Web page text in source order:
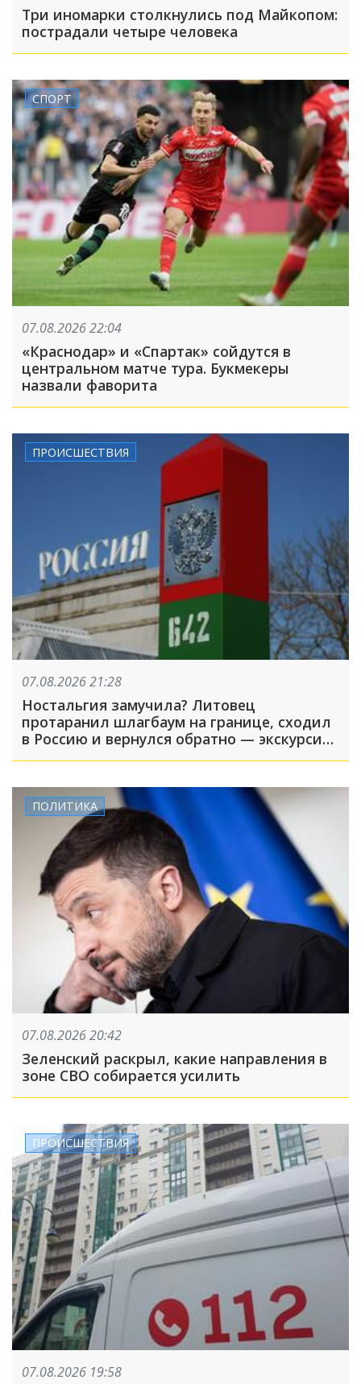
Три иномарки столкнулись под Майкопом:
пострадали четыре человека
СПОРТ
07.08.2026 22:04
«Краснодар» и «Спартак» сойдутся в
центральном матче тура. Букмекеры
назвали фаворита
ПРОИСШЕСТВИЯ
07.08.2026 21:28
Ностальгия замучила? Литовец
протаранил шлагбаум на границе, сходил
в Россию и вернулся обратно — экскурсия
ПОЛИТИКА
07.08.2026 20:42
Зеленский раскрыл, какие направления в
зоне СВО собирается усилить
ПРОИСШЕСТВИЯ
07.08.2026 19:58